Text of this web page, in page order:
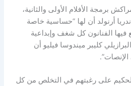
برمجة الأفلام الأولى والثانية،
أرنولد أن لها “حساسية خاصة
فيها الفنانون كل شغف وإبداعية
كليبر ميندوسا فيليو أن
على رغبتهم في التخلص من كل